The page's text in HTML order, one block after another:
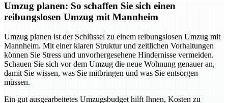
Umzug planen: So schaffen Sie sich einen
reibungslosen Umzug mit Mannheim
Umzug planen ist der Schlüssel zu einem reibungslosen Umzug mit
Mannheim. Mit einer klaren Struktur und zeitlichen Vorhaltungen
können Sie Stress und unvorhergesehene Hindernisse vermeiden.
Schauen Sie sich vor dem Umzug die neue Wohnung genauer an,
damit Sie wissen, was Sie mitbringen und was Sie entsorgen
müssen.
Ein gut ausgearbeitetes Umzugsbudget hilft Ihnen, Kosten zu